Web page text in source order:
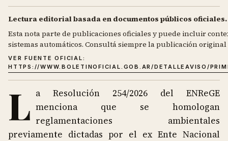
Lectura editorial basada en documentos públicos oficiales.
Esta nota parte de publicaciones oficiales y puede incluir
sistemas automáticos. Consultá siempre la publicación
VER FUENTE OFICIAL:
HTTPS://WWW.BOLETINOFICIAL.GOB.AR/DETALLEAVISO/
L a Resolución 254/2026 del ENReGE
menciona que se homologan
reglamentaciones ambientales
previamente dictadas por el ex Ente Nacional